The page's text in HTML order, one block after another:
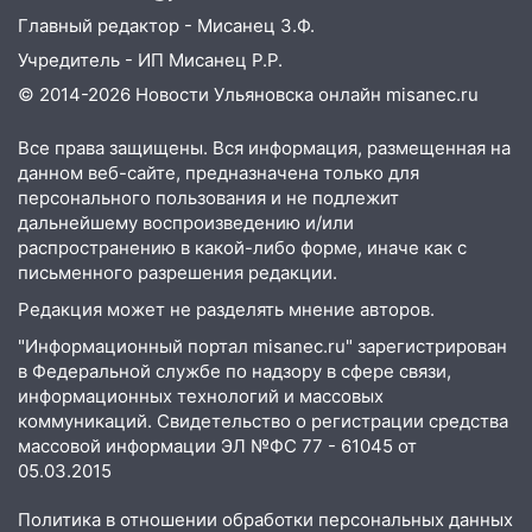
площадках
11:20 Ульяновская шахматистка
Валерия Клейменова выиграла два
золота в составе сборной мира
11:16 В Ульяновске открыли памятную
доску декабристу Кондратию Рылееву
10:40 В Ульяновске спасатели ночью
нашли потерявшегося в заброшенных
садах 79-летнего мужчину
10:26
На нескольких улицах Ульяновска
временно отключили холодную воду
10:14 В Ульяновске двоих участников
коррупционной схемы при ЦГКБ
отправили в колонию на 7 и 8 лет
09:52 Ночью беспилотники сбили над
соседними Татарстаном и Саратовской
Главный редактор - Мисанец З.Ф.
Учредитель - ИП Мисанец Р.Р.
© 2014-2026 Новости Ульяновска онлайн misanec.ru
Все права защищены. Вся информация, размещенная на
данном веб-сайте, предназначена только для
персонального пользования и не подлежит
дальнейшему воспроизведению и/или
распространению в какой-либо форме, иначе как с
письменного разрешения редакции.
Редакция может не разделять мнение авторов.
"Информационный портал misanec.ru" зарегистрирован
в Федеральной службе по надзору в сфере связи,
информационных технологий и массовых
коммуникаций. Свидетельство о регистрации средства
массовой информации ЭЛ №ФС 77 - 61045 от
05.03.2015
Политика в отношении обработки персональных данных